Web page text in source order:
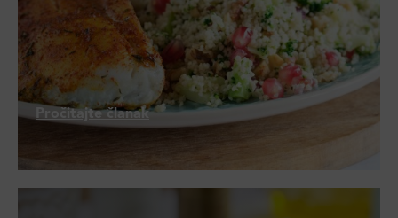
Pročitajte članak